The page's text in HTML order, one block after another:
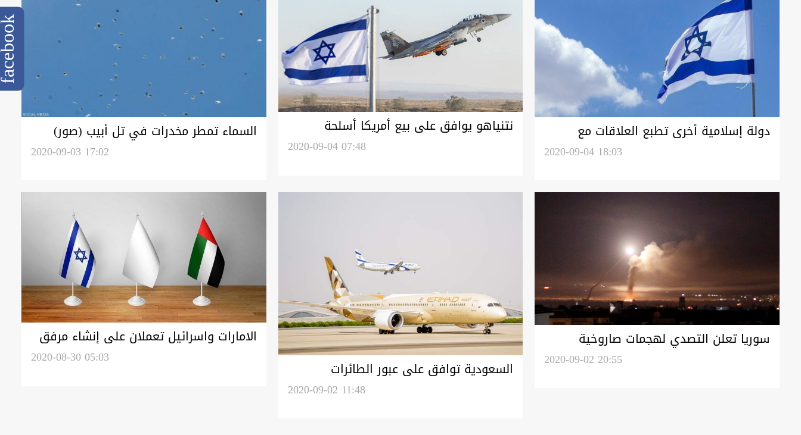
دولة إسلامية أخرى تطبع العلاقات مع
2020-09-04 18:03
نتنياهو يوافق على بيع أمريكا أسلحة
2020-09-04 07:48
السماء تمطر مخدرات في تل أبيب (صور)
2020-09-03 17:02
سوريا تعلن التصدي لهجمات صاروخية
2020-09-02 20:55
السعودية توافق على عبور الطائرات
2020-09-02 11:48
الامارات واسرائيل تعملان على إنشاء مرفق
2020-08-30 05:03